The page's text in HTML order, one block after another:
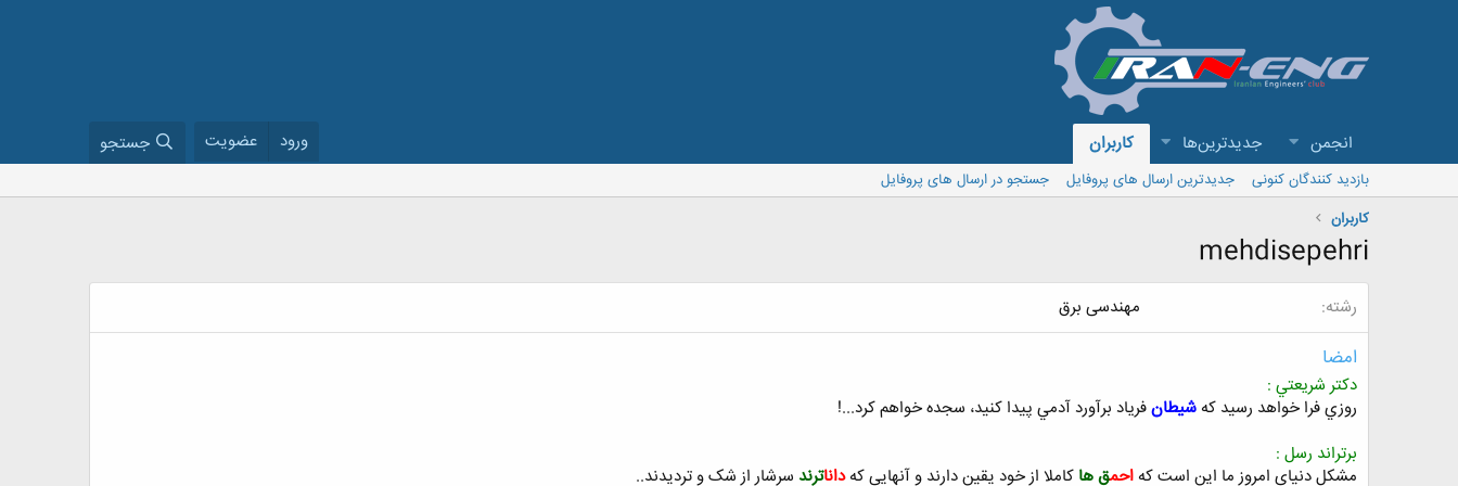
انجمن جدیدترین‌ها کاربران ورود عضویت جستجو
بازدید کنندگان کنونی جدیدترین ارسال های پروفایل
جستجو در ارسال های پروفایل
کاربران
mehdisepehri
رشته مهندسی برق
امضا
دکتر شريعتي :
روزي فرا خواهد رسيد که شيطانفرياد برآورد آدمي پيدا کنيد، سجده خواهم کرد...!
برتراند رسل :
مشکل دنیای امروز ما این است که احمق ها کاملا از خود یقین دارند و آنهایی کهداناترند سرشار از شک و تردیدند..